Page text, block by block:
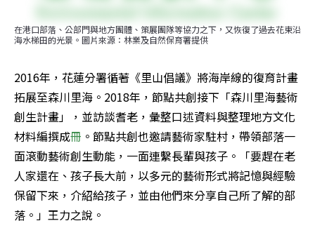
在港口部落、公部門與地方團體、策展團隊等協力之下，又恢復了過去花東沿
海水梯田的光景。圖片來源：林業及自然保育署提供
2016年，花蓮分署循著《里山倡議》將海岸線的復育計畫
拓展至森川里海。2018年，節點共創接下「森川里海藝術
創生計畫」，並訪談耆老，彙整口述資料與整理地方文化
材料編撰成冊 。節點共創也邀請藝術家駐村，帶領部落一
面滾動藝術創生動能，一面連繫長輩與孩子。「要趕在老
人家還在、孩子長大前，以多元的藝術形式將記憶與經驗
保留下來，介紹給孩子，並由他們來分享自己所了解的部
落。」王力之說。